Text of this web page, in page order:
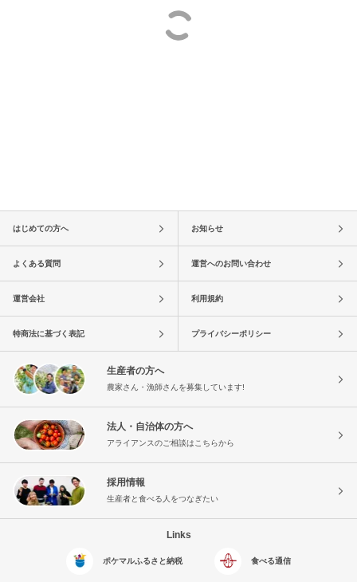
はじめての方へ お知らせ
よくある質問 運営へのお問い合わせ
運営会社 利用規約
特商法に基づく表記 プライバシーポリシー
生産者の方へ
農家さん・漁師さんを募集しています!
法人・自治体の方へ
アライアンスのご相談はこちらから
採用情報
生産者と食べる人をつなぎたい
Links
ポケマルふるさと納税 食べる通信